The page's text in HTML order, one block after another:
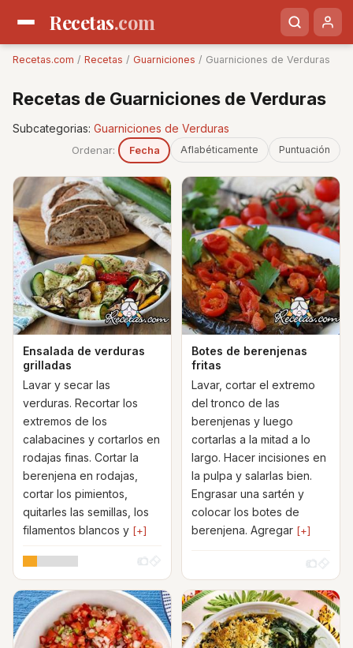
Recetas.com
Recetas.com / Recetas / Guarniciones / Guarniciones de Verduras
Recetas de Guarniciones de Verduras
Subcategorias: Guarniciones de Verduras
Ordenar: Fecha Aflabéticamente Puntuación
Ensalada de verduras
grilladas
Lavar y secar las
verduras. Recortar los
extremos de los
calabacines y cortarlos en
rodajas finas. Cortar la
berenjena en rodajas,
cortar los pimientos,
quitarles las semillas, los
filamentos blancos y [+]
Botes de berenjenas
fritas
Lavar, cortar el extremo
del tronco de las
berenjenas y luego
cortarlas a la mitad a lo
largo. Hacer incisiones en
la pulpa y salarlas bien.
Engrasar una sartén y
colocar los botes de
berenjena. Agregar [+]